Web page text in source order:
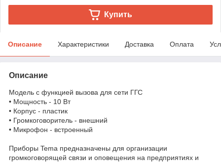
Купить
Описание Характеристики Доставка Оплата
Описание
Модель с функцией вызова для сети ГГС
• Мощность - 10 Вт
• Корпус - пластик
• Громкоговоритель - внешний
• Микрофон - встроенный
Приборы Tema предназначены для организации
громкоговорящей связи и оповещения на предприятиях и